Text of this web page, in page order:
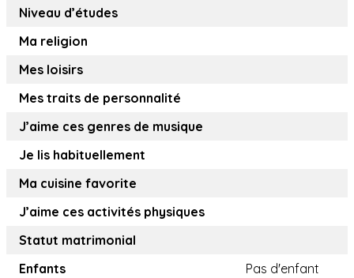
Niveau d’études
Ma religion
Mes loisirs
Mes traits de personnalité
J’aime ces genres de musique
Je lis habituellement
Ma cuisine favorite
J’aime ces activités physiques
Statut matrimonial
Enfants
Pas d'enfant